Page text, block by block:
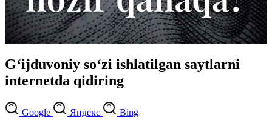
G‘ijduvoniy so‘zi ishlatilgan saytlarni
internetda qidiring
Google Яндекс Bing